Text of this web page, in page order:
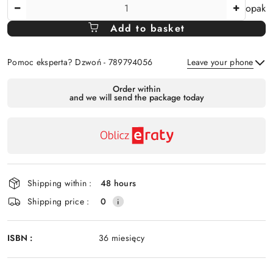
Amount
Of
opak
Add to basket
Pomoc eksperta? Dzwoń - 789794056 Leave your phone
Order within
and we will send the package today
Shipping within :
48 hours
Shipping price :
0
ISBN : 36 miesięcy